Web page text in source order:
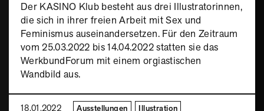
Der KASINO Klub besteht aus drei Illustratorinnen,
die sich in ihrer freien Arbeit mit Sex und
Feminismus auseinandersetzen. Für den Zeitraum
vom 25.03.2022 bis 14.04.2022 statten sie das
WerkbundForum mit einem orgiastischen
Wandbild aus.
18.01.2022 Ausstellungen Illustration